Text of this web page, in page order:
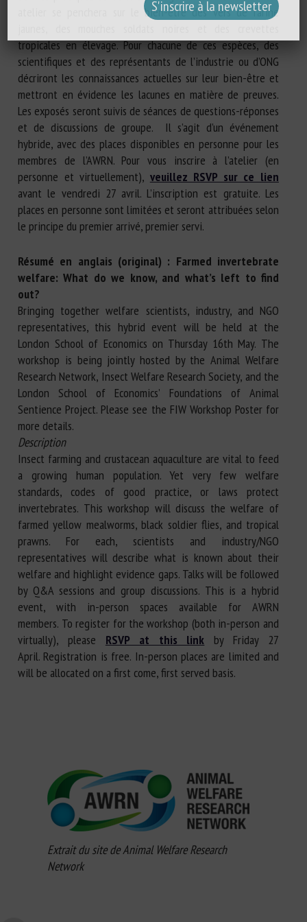
atelier se penchera sur le bien-être des vers de farine
tropicales en élevage. Pour chacune de ces espèces, des
scientifiques et des représentants de l’industrie ou d’ONG
décriront les connaissances actuelles sur leur bien-être et
mettront en évidence les lacunes en matière de preuves.
Les exposés seront suivis de séances de questions-réponses
et de discussions de groupe. Il s’agit d’un événement
hybride, avec des places disponibles en personne pour les
membres de l’AWRN. Pour vous inscrire à l’atelier (en
personne et virtuellement), veuillez RSVP sur ce lien
avant le vendredi 27 avril. L’inscription est gratuite. Les
places en personne sont limitées et seront attribuées selon
le principe du premier arrivé, premier servi.
Résumé en anglais (original) : Farmed invertebrate
welfare: What do we know, and what’s left to find
out?
Bringing together welfare scientists, industry, and NGO
representatives, this hybrid event will be held at the
London School of Economics on Thursday 16th May. The
workshop is being jointly hosted by the Animal Welfare
Research Network, Insect Welfare Research Society, and the
London School of Economics’ Foundations of Animal
Sentience Project. Please see the FIW Workshop Poster for
more details.
Description
Insect farming and crustacean aquaculture are vital to feed
a growing human population. Yet very few welfare
standards, codes of good practice, or laws protect
invertebrates. This workshop will discuss the welfare of
farmed yellow mealworms, black soldier flies, and tropical
prawns. For each, scientists and industry/NGO
representatives will describe what is known about their
welfare and highlight evidence gaps. Talks will be followed
by Q&A sessions and group discussions. This is a hybrid
event, with in-person spaces available for AWRN
members. To register for the workshop (both in-person and
virtually), please RSVP at this link by Friday 27
April. Registration is free. In-person places are limited and
will be allocated on a first come, first served basis.
Extrait du site de Animal Welfare Research
Network